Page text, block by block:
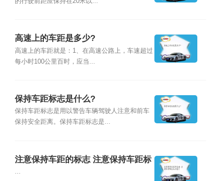
高速上的车距是多少?
高速上的车距就是：1、在高速公路上，车速超过
每小时100公里百时，应当...
保持车距标志是什么?
保持车距标志是用以警告车辆驾驶人注意和前车
保持安全距离。保持车距标志是...
注意保持车距的标志 注意保持车距标
志图片
...